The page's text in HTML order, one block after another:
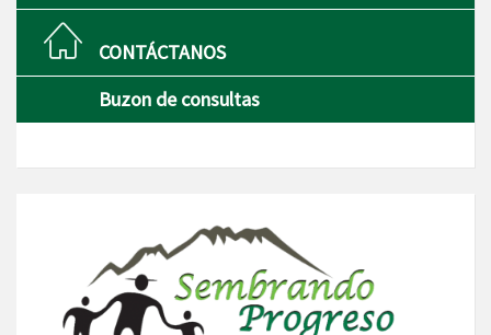
CONTÁCTANOS
Buzon de consultas